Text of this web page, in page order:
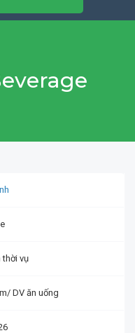
thời vụ
DV ăn uống